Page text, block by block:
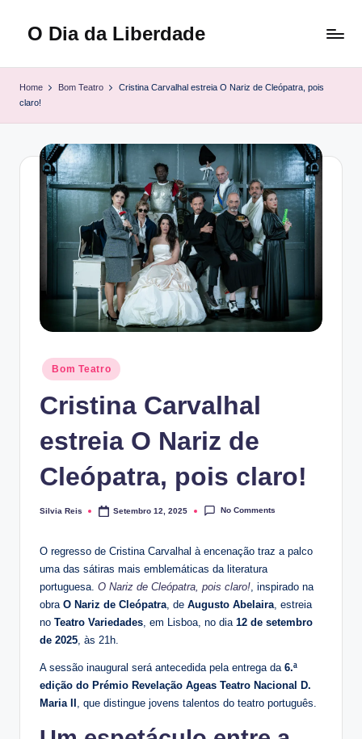
O Dia da Liberdade
Home Bom Teatro
Cristina Carvalhal estreia O Nariz de Cleópatra, pois
claro!
PostedBom Teatro
Cristina Carvalhal
estreia O Nariz de
Cleópatra, pois claro!
Posted
Silvia Reis Setembro 12, 2025 No Comments
O regresso de Cristina Carvalhal à encenação traz a palco
uma das sátiras mais emblemáticas da literatura
portuguesa. O Nariz de Cleópatra, pois claro!, inspirado na
obra O Nariz de Cleópatra, de Augusto Abelaira, estreia
no Teatro Variedades, em Lisboa, no dia 12 de setembro
de 2025, às 21h.
A sessão inaugural será antecedida pela entrega da 6.ª
edição do Prémio Revelação Ageas Teatro Nacional D.
Maria II , que distingue jovens talentos do teatro português.